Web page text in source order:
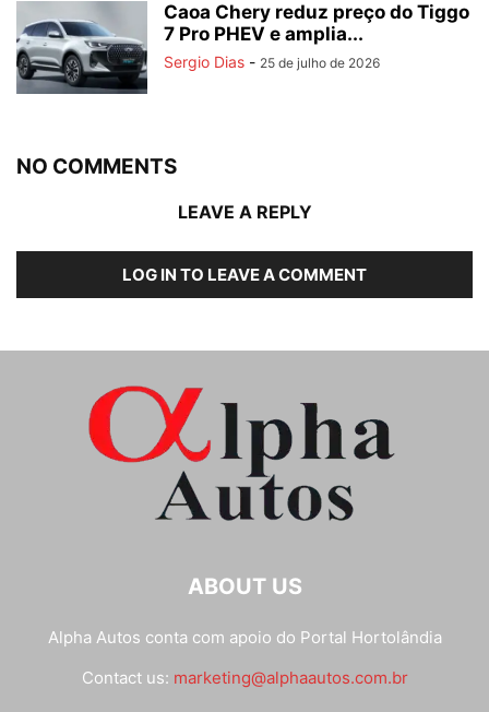
Caoa Chery reduz preço do Tiggo
7 Pro PHEV e amplia...
Sergio Dias - 25 de julho de 2026
NO COMMENTS
LEAVE A REPLY
LOG IN TO LEAVE A COMMENT
ABOUT US
Alpha Autos conta com apoio do Portal Hortolândia
Contact us: marketing@alphaautos.com.br